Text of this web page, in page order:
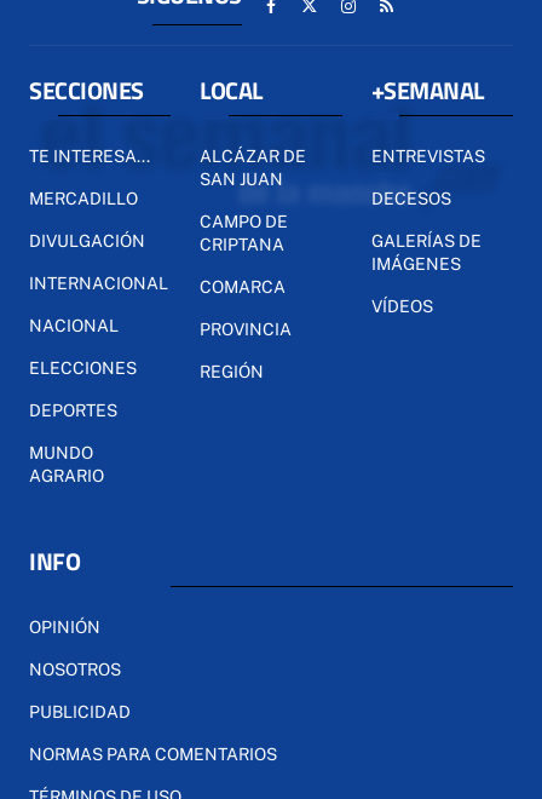
SECCIONES
TE INTERESA...
MERCADILLO
DIVULGACIÓN
INTERNACIONAL
NACIONAL
ELECCIONES
DEPORTES
MUNDO
AGRARIO
LOCAL
ALCÁZAR DE
SAN JUAN
CAMPO DE
CRIPTANA
COMARCA
PROVINCIA
REGIÓN
+SEMANAL
ENTREVISTAS
DECESOS
GALERÍAS DE
IMÁGENES
VÍDEOS
INFO
OPINIÓN
NOSOTROS
PUBLICIDAD
NORMAS PARA COMENTARIOS